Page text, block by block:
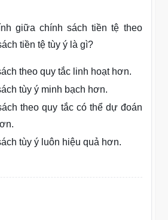
giữa chính sách tiền tệ theo
tiền tệ tùy ý là gì?
theo quy tắc linh hoạt hơn.
tùy ý minh bạch hơn.
theo quy tắc có thể dự đoán
tùy ý luôn hiệu quả hơn.